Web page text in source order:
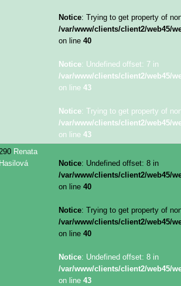
Notice: Trying to get property of
/var/www/clients/client2/web45/
on line 40
Notice: Undefined offset: 7 in
/var/www/clients/client2/web45/
on line 43
Notice: Trying to get property of
/var/www/clients/client2/web45/
on line 43
Renata
Hasilová
Notice: Undefined offset: 8 in
/var/www/clients/client2/web45/
on line 40
Notice: Trying to get property of
/var/www/clients/client2/web45/
on line 40
Notice: Undefined offset: 8 in
/var/www/clients/client2/web45/
on line 43